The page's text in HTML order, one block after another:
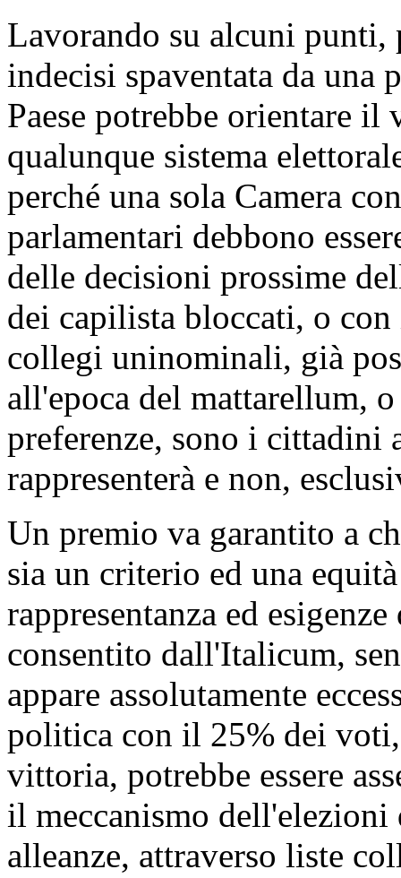
Lavorando su alcuni punti,
indecisi spaventata da una
Paese potrebbe orientare
qualunque sistema
perché una sola Camera
parlamentari debbono
delle decisioni prossime
dei capilista bloccati, o
collegi uninominali, già
all'epoca del mattarellum,
preferenze, sono i cittadini
rappresenterà e non,
Un premio va garantito a
sia un criterio ed una
rappresentanza ed
consentito dall'Italicum,
appare assolutamente
politica con il 25% dei
vittoria, potrebbe essere
il meccanismo
alleanze, attraverso liste